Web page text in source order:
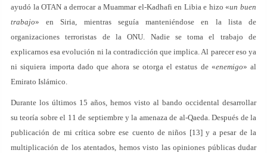
ayudó la OTAN a derrocar a Muammar el-Kadhafi en Libia e hizo «un buen
trabajo» en Siria, mientras seguía manteniéndose en la lista de
organizaciones terroristas de la ONU. Nadie se toma el trabajo de
explicarnos esa evolución ni la contradicción que implica. Al parecer eso ya
ni siquiera importa dado que ahora se otorga el estatus de «enemigo» al
Emirato Islámico.
Durante los últimos 15 años, hemos visto al bando occidental desarrollar
su teoría sobre el 11 de septiembre y la amenaza de al-Qaeda. Después de la
publicación de mi crítica sobre ese cuento de niños [13] y a pesar de la
multiplicación de los atentados, hemos visto las opiniones públicas dudar